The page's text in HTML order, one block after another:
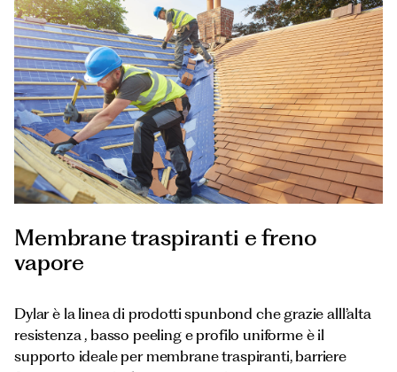
Membrane traspiranti e freno
vapore
Dylar è la linea di prodotti spunbond che grazie alll’alta
resistenza , basso peeling e profilo uniforme è il
supporto ideale per membrane traspiranti, barriere